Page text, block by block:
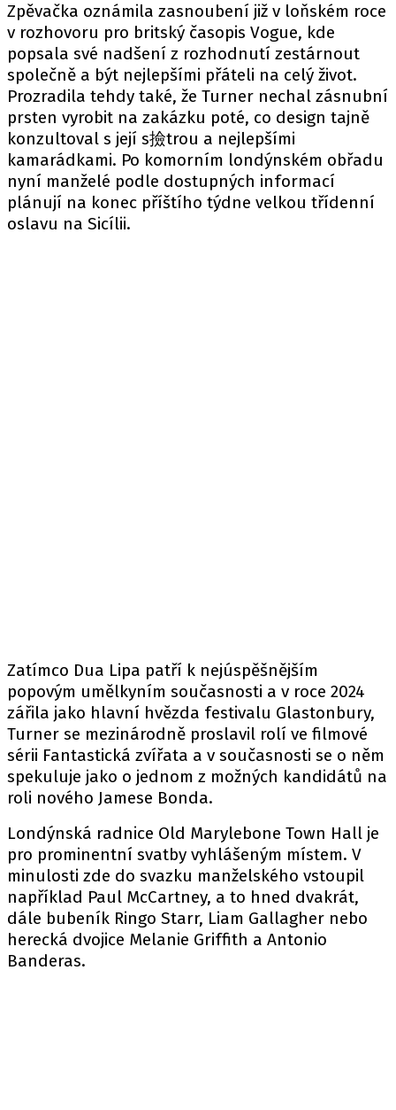
Zpěvačka oznámila zasnoubení již v loňském roce
v rozhovoru pro britský časopis Vogue, kde
popsala své nadšení z rozhodnutí zestárnout
společně a být nejlepšími přáteli na celý život.
Prozradila tehdy také, že Turner nechal zásnubní
prsten vyrobit na zakázku poté, co design tajně
konzultoval s její s撿trou a nejlepšími
kamarádkami. Po komorním londýnském obřadu
nyní manželé podle dostupných informací
plánují na konec příštího týdne velkou třídenní
oslavu na Sicílii.
Zatímco Dua Lipa patří k nejúspěšnějším
popovým umělkyním současnosti a v roce 2024
zářila jako hlavní hvězda festivalu Glastonbury,
Turner se mezinárodně proslavil rolí ve filmové
sérii Fantastická zvířata a v současnosti se o něm
spekuluje jako o jednom z možných kandidátů na
roli nového Jamese Bonda.
Londýnská radnice Old Marylebone Town Hall je
pro prominentní svatby vyhlášeným místem. V
minulosti zde do svazku manželského vstoupil
například Paul McCartney, a to hned dvakrát,
dále bubeník Ringo Starr, Liam Gallagher nebo
herecká dvojice Melanie Griffith a Antonio
Banderas.